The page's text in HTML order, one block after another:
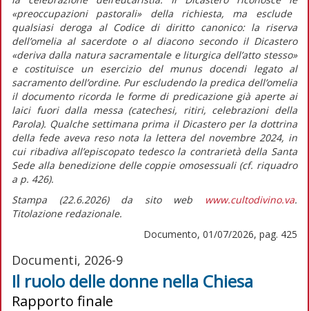
«preoccupazioni pastorali» della richiesta, ma esclude
qualsiasi deroga al Codice di diritto canonico: la riserva
dell’omelia al sacerdote o al diacono secondo il Dicastero
«deriva dalla natura sacramentale e liturgica dell’atto stesso»
e costituisce un esercizio delmunus docendi legato al
sacramento dell’ordine. Pur escludendo la predica dell’omelia
il documento ricorda le forme di predicazione già aperte ai
laici fuori dalla messa (catechesi, ritiri, celebrazioni della
Parola). Qualche settimana prima il Dicastero per la dottrina
della fede aveva reso nota la lettera del novembre 2024, in
cui ribadiva all’episcopato tedesco la contrarietà della Santa
Sede alla benedizione delle coppie omosessuali (cf. riquadro
a p. 426).
Stampa (22.6.2026) da sito web
www.cultodivino.va.
Titolazione redazionale.
Documento, 01/07/2026, pag. 425
Documenti, 2026-9
Il ruolo delle donne nella Chiesa
Rapporto finale